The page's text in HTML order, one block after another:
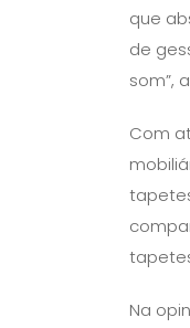
que
de
som”,
Com
Na